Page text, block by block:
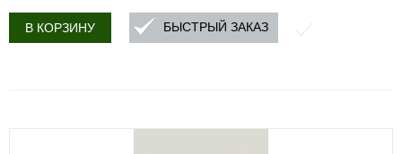
В КОРЗИНУ БЫСТРЫЙ ЗАКАЗ